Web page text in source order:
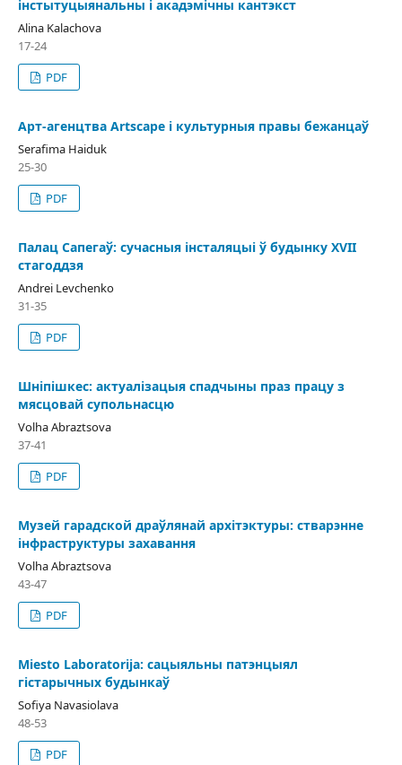
інстытуцыянальны і акадэмічны кантэкст
Alina Kalachova
17-24
PDF
Арт-агенцтва Artscape і культурныя правы бежанцаў
Serafima Haiduk
25-30
PDF
Палац Сапегаў: сучасныя інсталяцыі ў будынку XVII
стагоддзя
Andrei Levchenko
31-35
PDF
Шніпішкес: актуалізацыя спадчыны праз працу з
мясцовай супольнасцю
Volha Abraztsova
37-41
PDF
Музей гарадской драўлянай архітэктуры: стварэнне
інфраструктуры захавання
Volha Abraztsova
43-47
PDF
Miesto Laboratorija: сацыяльны патэнцыял
гістарычных будынкаў
Sofiya Navasiolava
48-53
PDF